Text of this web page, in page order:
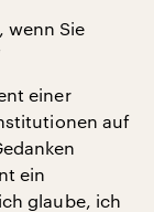
wenn Sie
einer
auf
ein
glaube, ich